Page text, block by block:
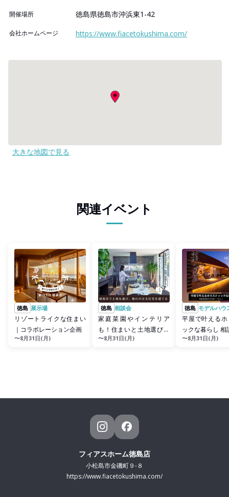
開催場所 徳島県徳島市沖浜東1-42
会社ホームページ https://www.fiacetokushima.com/
大きな地図で見る
関連イベント
徳島 展示場
リゾートライクな住まい
｜コラボレーション企画
〜8月31日(月)
徳島 相談会
家庭菜園やインテリア
も！住まいと土地選びの
相談会
〜8月31日(月)
徳島 モデルハウ
平屋で叶える
ックな暮らし 相
〜8月31日(月)
フィアスホーム徳島店
小松島市金磯町９-８
https://www.fiacetokushima.com/